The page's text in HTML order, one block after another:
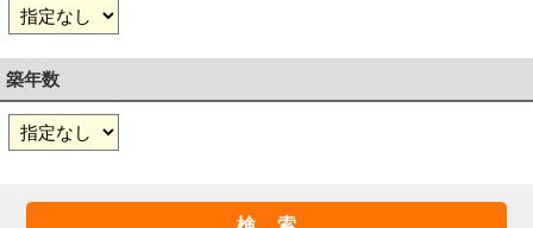
築年数